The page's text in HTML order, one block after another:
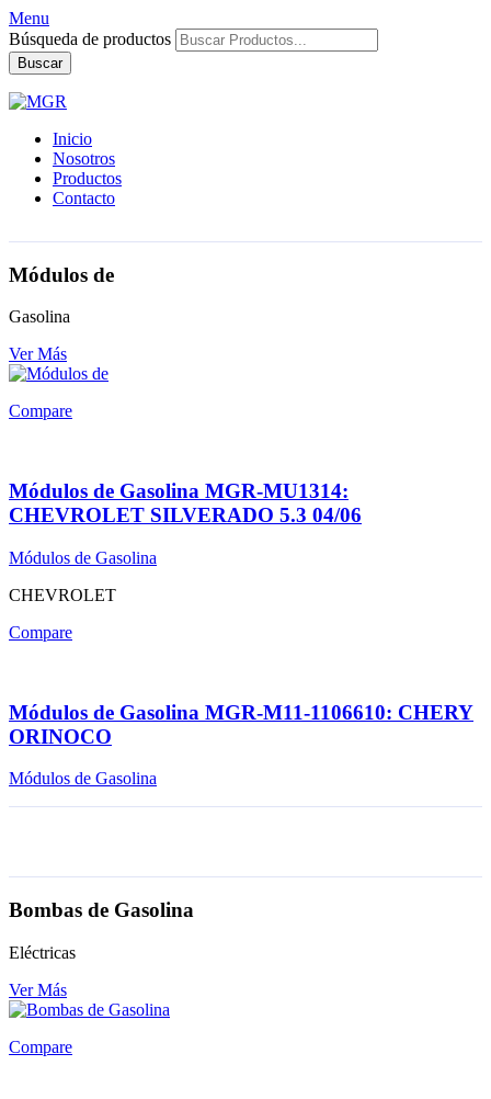
Menu
Búsqueda de productos
Buscar
Inicio
Nosotros
Productos
Contacto
Módulos de
Gasolina
Ver Más
Compare
Módulos de Gasolina MGR-MU1314:
CHEVROLET SILVERADO 5.3 04/06
Módulos de Gasolina
CHEVROLET
Compare
Módulos de Gasolina MGR-M11-1106610: CHERY
ORINOCO
Módulos de Gasolina
Bombas de Gasolina
Eléctricas
Ver Más
Compare